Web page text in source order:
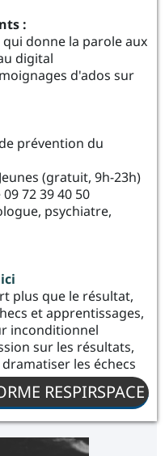
:
donne la parole aux
digital
d'ados sur
prévention du
(gratuit, 9h-23h)
72 39 40 50
psychiatre,
plus que le résultat,
et apprentissages,
inconditionnel
sur les résultats,
les échecs
RESPIRSPACE